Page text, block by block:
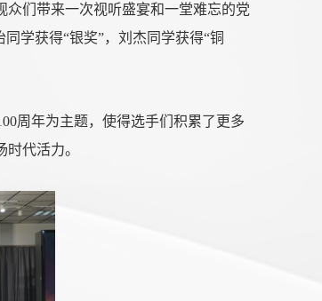
众们带来一次视听盛宴和一堂难忘的党
学获得“银奖”，刘杰同学获得“铜
周年为主题，使得选手们积累了更多
代活力。